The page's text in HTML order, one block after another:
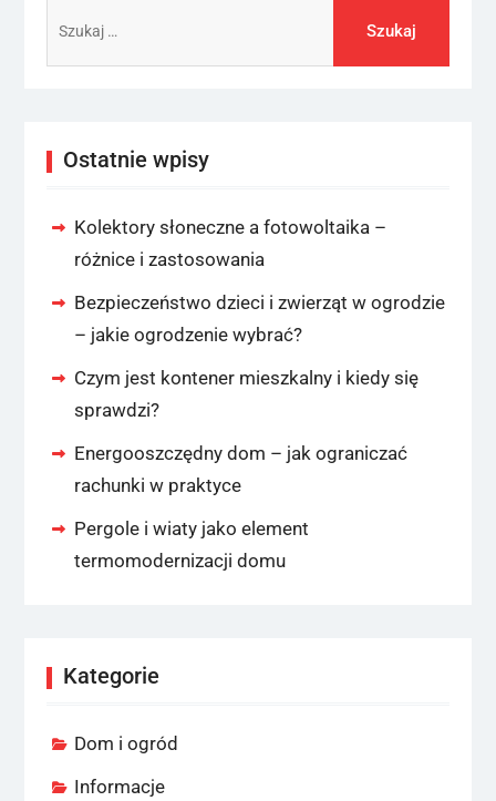
Ostatnie wpisy
Kolektory słoneczne a fotowoltaika –
różnice i zastosowania
Bezpieczeństwo dzieci i zwierząt w ogrodzie
– jakie ogrodzenie wybrać?
Czym jest kontener mieszkalny i kiedy się
sprawdzi?
Energooszczędny dom – jak ograniczać
rachunki w praktyce
Pergole i wiaty jako element
termomodernizacji domu
Kategorie
Dom i ogród
Informacje